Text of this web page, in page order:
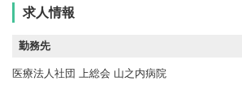
求人情報
勤務先
医療法人社団 上総会 山之内病院